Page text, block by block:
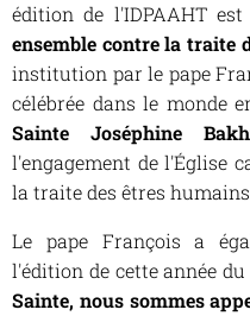
édition de l'IDPAAHT est
ensemble contre la traite
institution par le pape
célébrée dans le monde
Sainte Joséphine
l'engagement de l'Église
la traite des êtres
Le pape François a
l'édition de cette année du
Sainte, nous sommes